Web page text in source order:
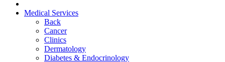
Medical Services
Back
Cancer
Clinics
Dermatology
Diabetes & Endocrinology